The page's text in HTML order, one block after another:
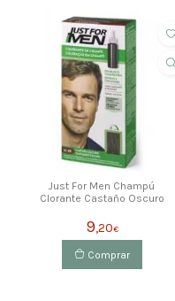
Just For Men Champú
Clorante Castaño Oscuro
9,20€
Comprar